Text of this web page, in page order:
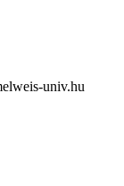
univ.hu